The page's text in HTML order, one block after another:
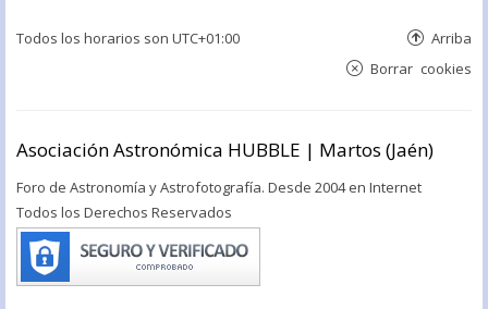
Todos los horarios son UTC+01:00 Arriba
Borrar cookies
Asociación Astronómica HUBBLE | Martos (Jaén)
Foro de Astronomía y Astrofotografía. Desde 2004 en Internet
Todos los Derechos Reservados